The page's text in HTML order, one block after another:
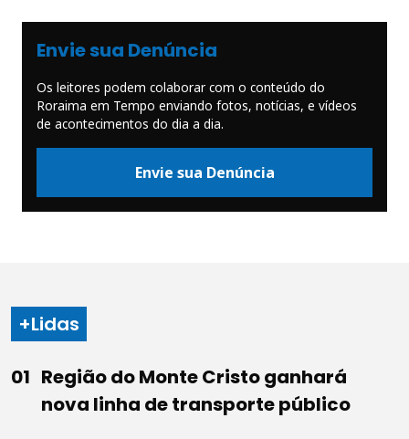
Envie sua Denúncia
Os leitores podem colaborar com o conteúdo do
Roraima em Tempo enviando fotos, notícias, e vídeos
de acontecimentos do dia a dia.
Envie sua Denúncia
+Lidas
Região do Monte Cristo ganhará
nova linha de transporte público